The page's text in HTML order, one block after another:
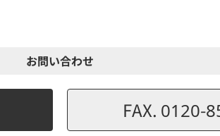
お問い合わせ
FAX. 0120-